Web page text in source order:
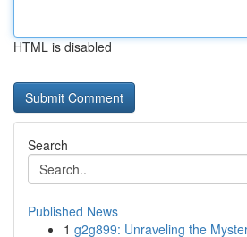
HTML is disabled
Search
Published News
1 g2g899: Unraveling the